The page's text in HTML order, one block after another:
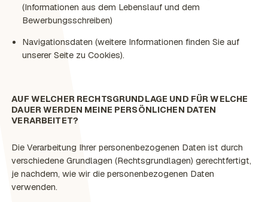
(Informationen aus dem Lebenslauf und dem
Bewerbungsschreiben)
Navigationsdaten (weitere Informationen finden Sie auf
unserer Seite zu Cookies).
AUF WELCHER RECHTSGRUNDLAGE UND FÜR WELCHE
DAUER WERDEN MEINE PERSÖNLICHEN DATEN
VERARBEITET?
Die Verarbeitung Ihrer personenbezogenen Daten ist durch
verschiedene Grundlagen (Rechtsgrundlagen) gerechtfertigt,
je nachdem, wie wir die personenbezogenen Daten
verwenden.